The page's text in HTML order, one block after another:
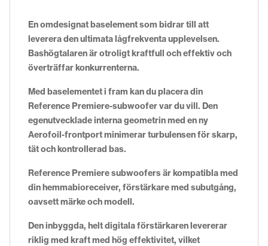
En omdesignat baselement som bidrar till att
leverera den ultimata lågfrekventa upplevelsen.
Bashögtalaren är otroligt kraftfull och effektiv och
överträffar konkurrenterna.
Med baselementet i fram kan du placera din
Reference Premiere-subwoofer var du vill. Den
egenutvecklade interna geometrin med en ny
Aerofoil-frontport minimerar turbulensen för skarp,
tät och kontrollerad bas.
Reference Premiere subwoofers är kompatibla med
din hemmabioreceiver, förstärkare med subutgång,
oavsett märke och modell.
Den inbyggda, helt digitala förstärkaren levererar
riklig med kraft med hög effektivitet, vilket